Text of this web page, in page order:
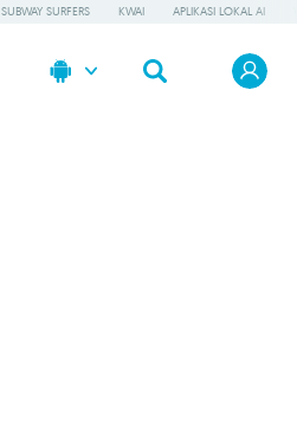
SUBWAY SURFERS KWAI APLIKASI LOKAL AI